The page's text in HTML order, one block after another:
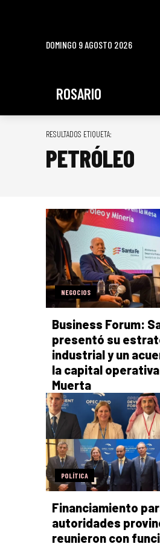
DOMINGO 9 AGOSTO 2026
ROSARIO
RESULTADOS ETIQUETA:
PETRÓLEO
NEGOCIOS
Business Forum:
presentó su
industrial y un
la capital
Muerta
POLÍTICA
Financiamiento
autoridades
reunieron con